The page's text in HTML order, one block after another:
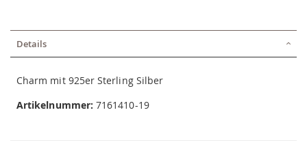
Details
Charm mit 925er Sterling Silber
Artikelnummer: 7161410-19